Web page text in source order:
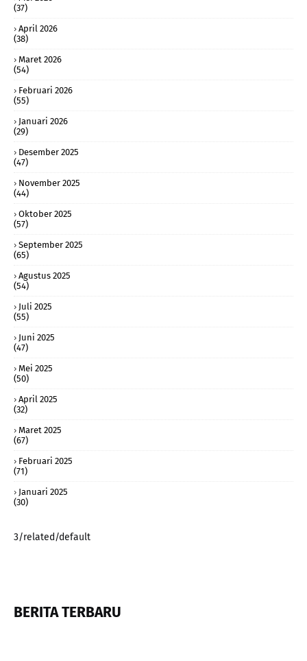
(37)
April 2026
(38)
Maret 2026
(54)
Februari 2026
(55)
Januari 2026
(29)
Desember 2025
(47)
November 2025
(44)
Oktober 2025
(57)
September 2025
(65)
Agustus 2025
(54)
Juli 2025
(55)
Juni 2025
(47)
Mei 2025
(50)
April 2025
(32)
Maret 2025
(67)
Februari 2025
(71)
Januari 2025
(30)
3/related/default
BERITA TERBARU